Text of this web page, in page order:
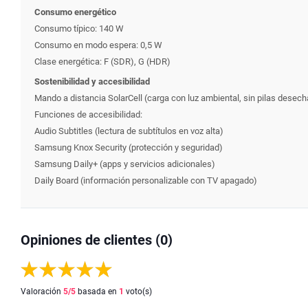
Consumo energético
Consumo típico: 140 W
Consumo en modo espera: 0,5 W
Clase energética: F (SDR), G (HDR)
Sostenibilidad y accesibilidad
Mando a distancia SolarCell (carga con luz ambiental, sin pilas
Funciones de accesibilidad:
Audio Subtitles (lectura de subtítulos en voz alta)
Samsung Knox Security (protección y seguridad)
Samsung Daily+ (apps y servicios adicionales)
Daily Board (información personalizable con TV apagado)
Opiniones de clientes (0)
Valoración 5/5 basada en 1 voto(s)